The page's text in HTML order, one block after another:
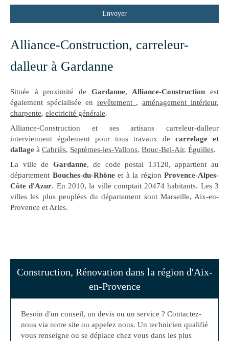
Envoyer
Alliance-Construction, carreleur-
dalleur à Gardanne
Située à proximité de Gardanne,Alliance-Construction est
également spécialisée en revêtement ,aménagement intérieur,
charpente, electricité générale.
Alliance-Construction et ses artisans carreleur-dalleur
interviennent également pour tous travaux de carrelage et
dallage à Cabriès, Septèmes-les-Vallons, Bouc-Bel-Air, Éguilles.
La ville de Gardanne, de code postal 13120, appartient au
département Bouches-du-Rhôneet à la région Provence-Alpes-
Côte d'Azur. En 2010, la ville comptait 20474 habitants. Les 3
villes les plus peuplées du département sont Marseille, Aix-en-
Provence et Arles.
Construction, Rénovation dans la région d'Aix-
en-Provence
Besoin d'un conseil, un devis ou un service ? Contactez-
nous via notre site ou appelez nous. Un technicien qualifié
vous renseigne ou se déplace chez vous dans les plus